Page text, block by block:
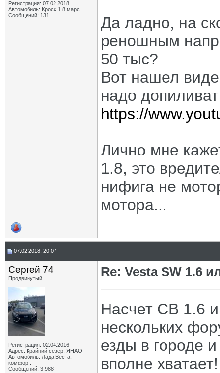
Регистрация: 07.02.2018
Автомобиль: Кросс 1.8 марс
Сообщений: 131
Да ладно, на
реношным
50 тыс?
Вот нашел
надо
https://
Лично мне
1.8, это
нифига не
мотора...
07.02.2018, 20:07
Сергей 74
Продвинутый
Регистрация: 02.04.2016
Адрес: Крайний север, ЯНАО
Автомобиль: Лада Веста,
комфорт.
Сообщений: 3,988
Re: Vesta SW 1.6
Насчет СВ 1.6
нескольких
езды в городе
вполне хватает!